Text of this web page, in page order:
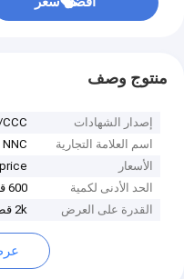
منتوج وصف
إصدار الشهادات
اسم العلامة التجارية
NNC
الأسعار
الحد الأدنى لكمية
600 قطعة
القدرة على العرض
2k قطعة في 7 أيام